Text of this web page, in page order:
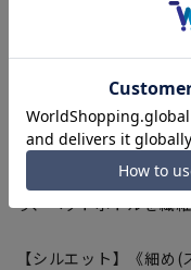
すシャワークリーンも
■Plastics Smart
この商品はリサイクル
に賛同しています。当
使用しています。
り、ペットボトルを繊
【シルエット】《細め